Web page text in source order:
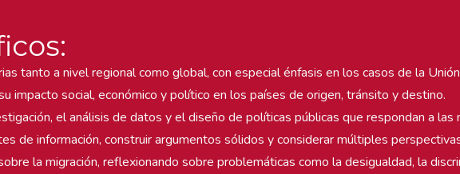
tanto a nivel regional como global, con especial énfasis en los casos de la
impacto social, económico y político en los países de origen, tránsito y destino.
el análisis de datos y el diseño de políticas públicas que respondan a
de información, construir argumentos sólidos y considerar múltiples
la migración, reflexionando sobre problemáticas como la desigualdad, la